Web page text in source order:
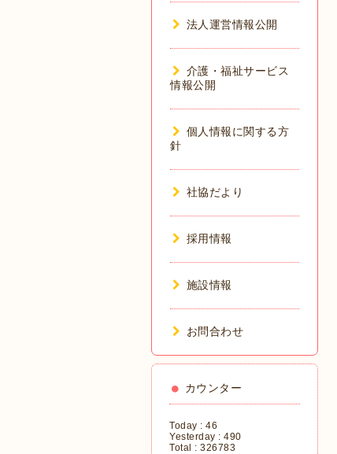
法人運営情報公開
介護・福祉サービス
情報公開
個人情報に関する方
針
社協だより
採用情報
施設情報
お問合わせ
カウンター
Today : 46
Yesterday : 490
Total : 326783